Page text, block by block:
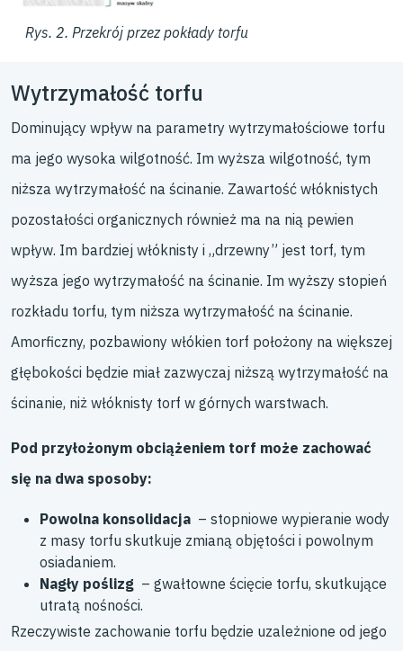
Rys. 2. Przekrój przez pokłady torfu
Wytrzymałość torfu
Dominujący wpływ na parametry wytrzymałościowe torfu
ma jego wysoka wilgotność. Im wyższa wilgotność, tym
niższa wytrzymałość na ścinanie. Zawartość włóknistych
pozostałości organicznych również ma na nią pewien
wpływ. Im bardziej włóknisty i „drzewny” jest torf, tym
wyższa jego wytrzymałość na ścinanie. Im wyższy stopień
rozkładu torfu, tym niższa wytrzymałość na ścinanie.
Amorficzny, pozbawiony włókien torf położony na większej
głębokości będzie miał zazwyczaj niższą wytrzymałość na
ścinanie, niż włóknisty torf w górnych warstwach.
Pod przyłożonym obciążeniem torf może zachować
się na dwa sposoby:
Powolna konsolidacja – stopniowe wypieranie wody
z masy torfu skutkuje zmianą objętości i powolnym
osiadaniem.
Nagły poślizg – gwałtowne ścięcie torfu, skutkujące
utratą nośności.
Rzeczywiste zachowanie torfu będzie uzależnione od jego